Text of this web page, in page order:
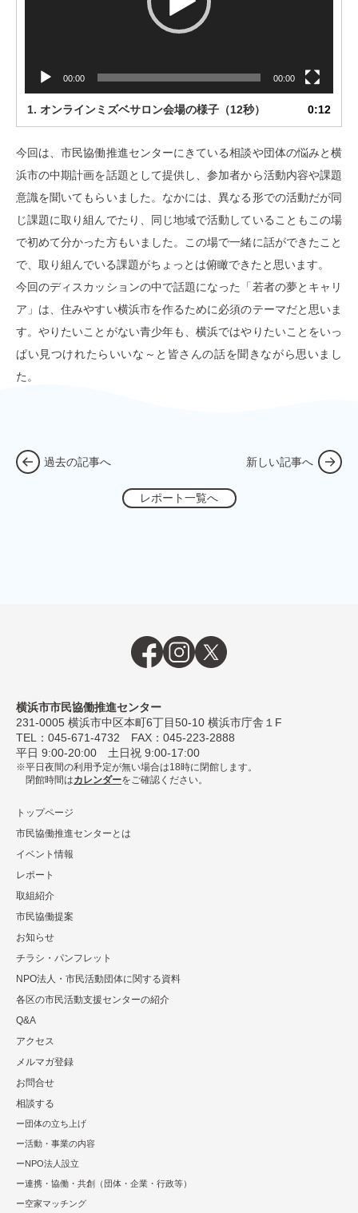
00:00 00:00
1. オンラインミズベサロン会場の様子（12秒） 0:12
今回は、市民協働推進センターにきている相談や団体の悩みと横
浜市の中期計画を話題として提供し、参加者から活動内容や課題
意識を聞いてもらいました。なかには、異なる形での活動だが同
じ課題に取り組んでたり、同じ地域で活動していることもこの場
で初めて分かった方もいました。この場で一緒に話ができたこと
で、取り組んでいる課題がちょっとは俯瞰できたと思います。
今回のディスカッションの中で話題になった「若者の夢とキャリ
ア」は、住みやすい横浜市を作るために必須のテーマだと思いま
す。やりたいことがない青少年も、横浜ではやりたいことをいっ
ぱい見つけれたらいいな～と皆さんの話を聞きながら思いまし
た。
過去の記事へ
レポート一覧へ
新しい記事へ
横浜市市民協働推進センター
231-0005 横浜市中区本町6丁⽬50-10 横浜市庁舎１F
TEL： 045-671-4732 FAX：045-223-2888
平⽇ 9:00-20:00 ⼟⽇祝 9:00-17:00
平日夜間の利用予定が無い場合は18時に閉館します。
閉館時間はカレンダーをご確認ください。
トップページ
市民協働推進センターとは
イベント情報
レポート
取組紹介
市⺠協働提案
お知らせ
チラシ・パンフレット
NPO法⼈・市⺠活動団体に関する資料
各区の市⺠活動⽀援センターの紹介
Q&A
アクセス
メルマガ登録
お問合せ
相談する
団体の立ち上げ
活動・事業の内容
NPO法⼈設⽴
連携・協働・共創（団体・企業・⾏政等）
空家マッチング